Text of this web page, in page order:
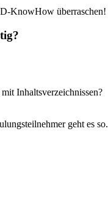
KnowHow überraschen!
Inhaltsverzeichnissen?
geht es so.